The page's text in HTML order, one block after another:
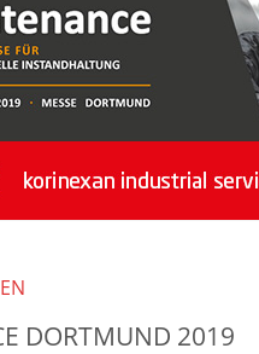
DORTMUND 2019